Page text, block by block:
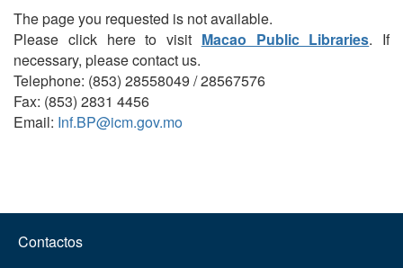
The page you requested is not available.
Please click here to visit Macao Public Libraries. If
necessary, please contact us.
Telephone: (853) 28558049 / 28567576
Fax: (853) 2831 4456
Email: Inf.BP@icm.gov.mo
Contactos